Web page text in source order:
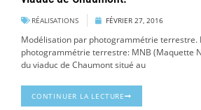
RÉALISATIONS FÉVRIER 27, 2016
Modélisation par photogrammétrie terrestre.
photogrammétrie terrestre: MNB (Maquette
du viaduc de Chaumont situé au
CONTINUER LA LECTURE